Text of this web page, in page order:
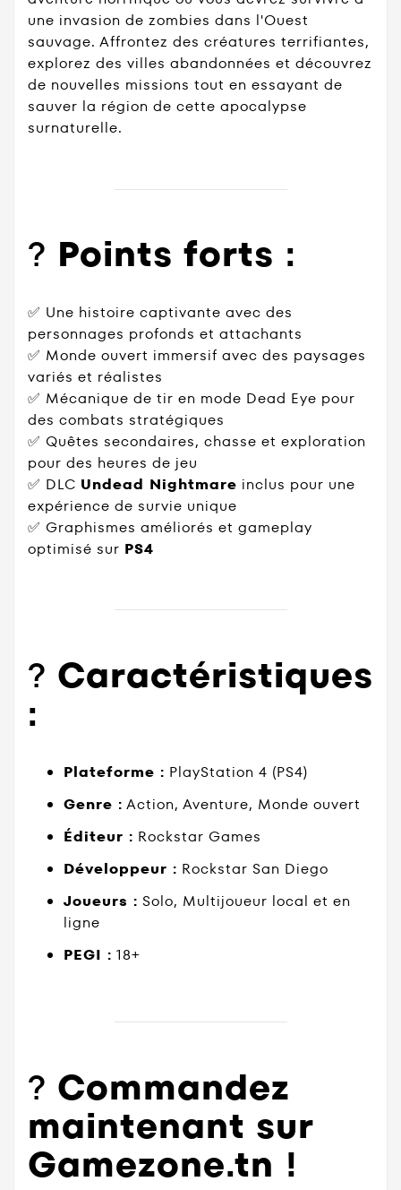
une invasion de zombies dans l'Ouest
sauvage. Affrontez des créatures terrifiantes,
explorez des villes abandonnées et découvrez
de nouvelles missions tout en essayant de
sauver la région de cette apocalypse
surnaturelle.
? Points forts :
✅ Une histoire captivante avec des
personnages profonds et attachants
✅ Monde ouvert immersif avec des paysages
variés et réalistes
✅ Mécanique de tir en mode Dead Eye pour
des combats stratégiques
✅ Quêtes secondaires, chasse et exploration
pour des heures de jeu
✅ DLC Undead Nightmare inclus pour une
expérience de survie unique
✅ Graphismes améliorés et gameplay
optimisé sur PS4
?️ Caractéristiques
:
Plateforme : PlayStation 4 (PS4)
Genre : Action, Aventure, Monde ouvert
Éditeur : Rockstar Games
Développeur : Rockstar San Diego
Joueurs : Solo, Multijoueur local et en
ligne
PEGI : 18+
? Commandez
maintenant sur
Gamezone.tn !